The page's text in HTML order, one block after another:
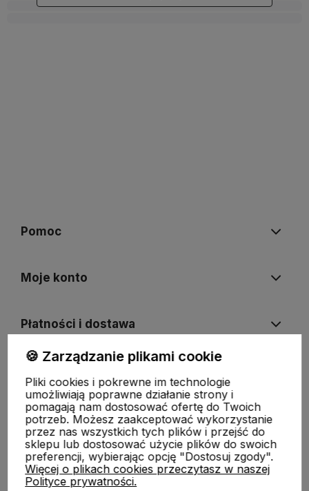
Pomoc
Moje konto
Płatności i dostawa
O nas
🍪 Zarządzanie plikami cookie
Pliki cookies i pokrewne im technologie
umożliwiają poprawne działanie strony i
pomagają nam dostosować ofertę do Twoich
potrzeb. Możesz zaakceptować wykorzystanie
przez nas wszystkich tych plików i przejść do
sklepu lub dostosować użycie plików do swoich
preferencji, wybierając opcję "Dostosuj zgody".
Więcej o plikach cookies przeczytasz w naszej
Polityce prywatności.
ODBIERZ RABAT 5% NA PIERWSZE ZAKUPY!